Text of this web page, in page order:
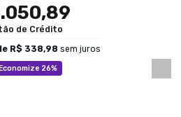
26%
de Crédito
R$ 338,98 sem juros